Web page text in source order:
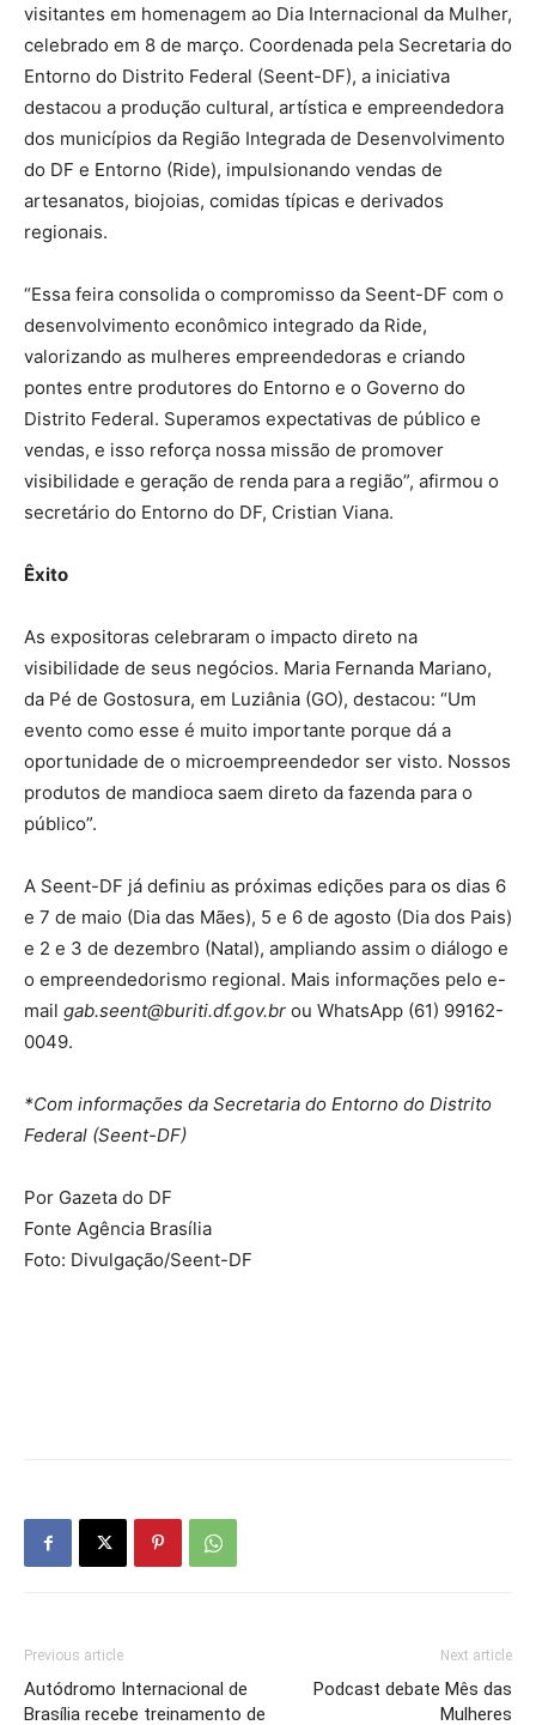
visitantes em homenagem ao Dia Internacional da Mulher,
celebrado em 8 de março. Coordenada pela Secretaria do
Entorno do Distrito Federal (Seent-DF), a iniciativa
destacou a produção cultural, artística e empreendedora
dos municípios da Região Integrada de Desenvolvimento
do DF e Entorno (Ride), impulsionando vendas de
artesanatos, biojoias, comidas típicas e derivados
regionais.
“Essa feira consolida o compromisso da Seent-DF com o
desenvolvimento econômico integrado da Ride,
valorizando as mulheres empreendedoras e criando
pontes entre produtores do Entorno e o Governo do
Distrito Federal. Superamos expectativas de público e
vendas, e isso reforça nossa missão de promover
visibilidade e geração de renda para a região”, afirmou o
secretário do Entorno do DF, Cristian Viana.
Êxito
As expositoras celebraram o impacto direto na
visibilidade de seus negócios. Maria Fernanda Mariano,
da Pé de Gostosura, em Luziânia (GO), destacou: “Um
evento como esse é muito importante porque dá a
oportunidade de o microempreendedor ser visto. Nossos
produtos de mandioca saem direto da fazenda para o
público”.
A Seent-DF já definiu as próximas edições para os dias 6
e 7 de maio (Dia das Mães), 5 e 6 de agosto (Dia dos Pais)
e 2 e 3 de dezembro (Natal), ampliando assim o diálogo e
o empreendedorismo regional. Mais informações pelo e-
mail gab.seent@buriti.df.gov.br ou WhatsApp (61) 99162-
0049.
*Com informações da Secretaria do Entorno do Distrito
Federal (Seent-DF)
Por Gazeta do DF
Fonte Agência Brasília
Foto: Divulgação/Seent-DF
Previous article
Autódromo Internacional de
Brasília recebe treinamento de
Next article
Podcast debate Mês das
Mulheres